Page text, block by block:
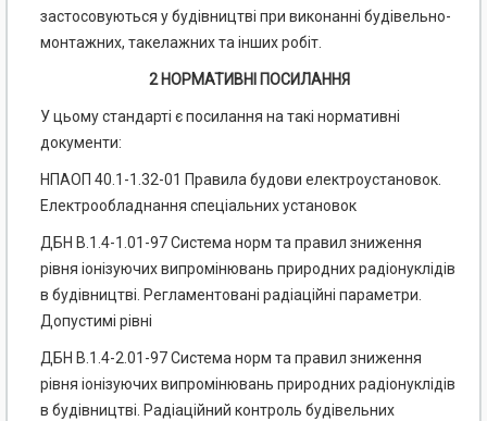
застосовуються у будівництві при виконанні будівельно-
монтажних, такелажних та інших робіт.
2 НОРМАТИВНІ ПОСИЛАННЯ
У цьому стандарті є посилання на такі нормативні
документи:
НПАОП 40.1-1.32-01 Правила будови електроустановок.
Електрообладнання спеціальних установок
ДБН В.1.4-1.01-97 Система норм та правил зниження
рівня іонізуючих випромінювань природних радіонуклідів
в будівництві. Регламентовані радіаційні параметри.
Допустимі рівні
ДБН В.1.4-2.01-97 Система норм та правил зниження
рівня іонізуючих випромінювань природних радіонуклідів
в будівництві. Радіаційний контроль будівельних